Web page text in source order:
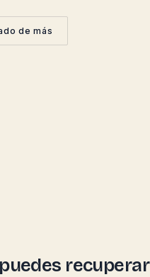
de más
recuperar